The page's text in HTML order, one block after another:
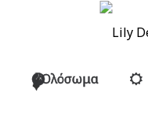
Ολόσωμα